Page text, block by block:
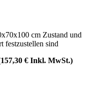
cm Zustand und
festzustellen sind
€ Inkl. MwSt.)